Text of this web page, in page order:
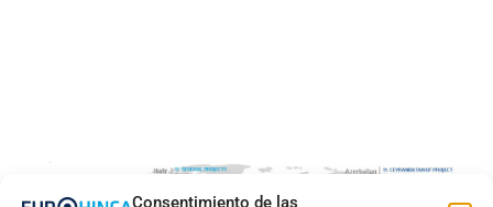
Consentimiento de las